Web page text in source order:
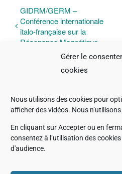
Gérer le
cookies
Nous utilisons des cookies pour
afficher des vidéos. Nous
En cliquant sur Accepter ou en
consentez à l’utilisation des
d'audience.
GIDRM/GERM –
Conférence internationale
italo-française sur la
Résonance Magnétique
Détails
Début :